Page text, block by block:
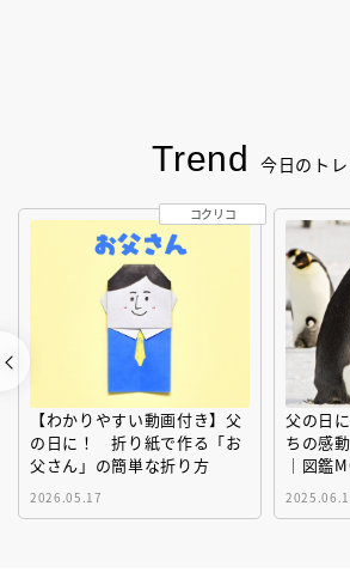
Trend 今日のト
【わかりやすい動画付き】父
の日に！ 折り紙で作る「お
父さん」の簡単な折り方
2026.05.17
コクリコ
父の日
ちの感
｜図鑑